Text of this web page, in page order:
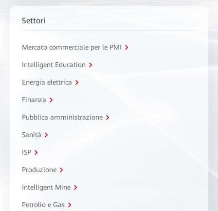
Settori
Mercato commerciale per le PMI
Intelligent Education
Energia elettrica
Finanza
Pubblica amministrazione
Sanità
ISP
Produzione
Intelligent Mine
Petrolio e Gas